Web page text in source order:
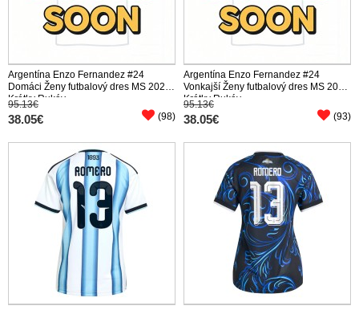
Argentína Enzo Fernandez #24
Domáci Ženy futbalový dres MS 2026
Krátky Rukáv
95.13€
38.05€ (98)
Argentína Enzo Fernandez #24
Vonkajší Ženy futbalový dres MS 2026
Krátky Rukáv
95.13€
38.05€ (93)